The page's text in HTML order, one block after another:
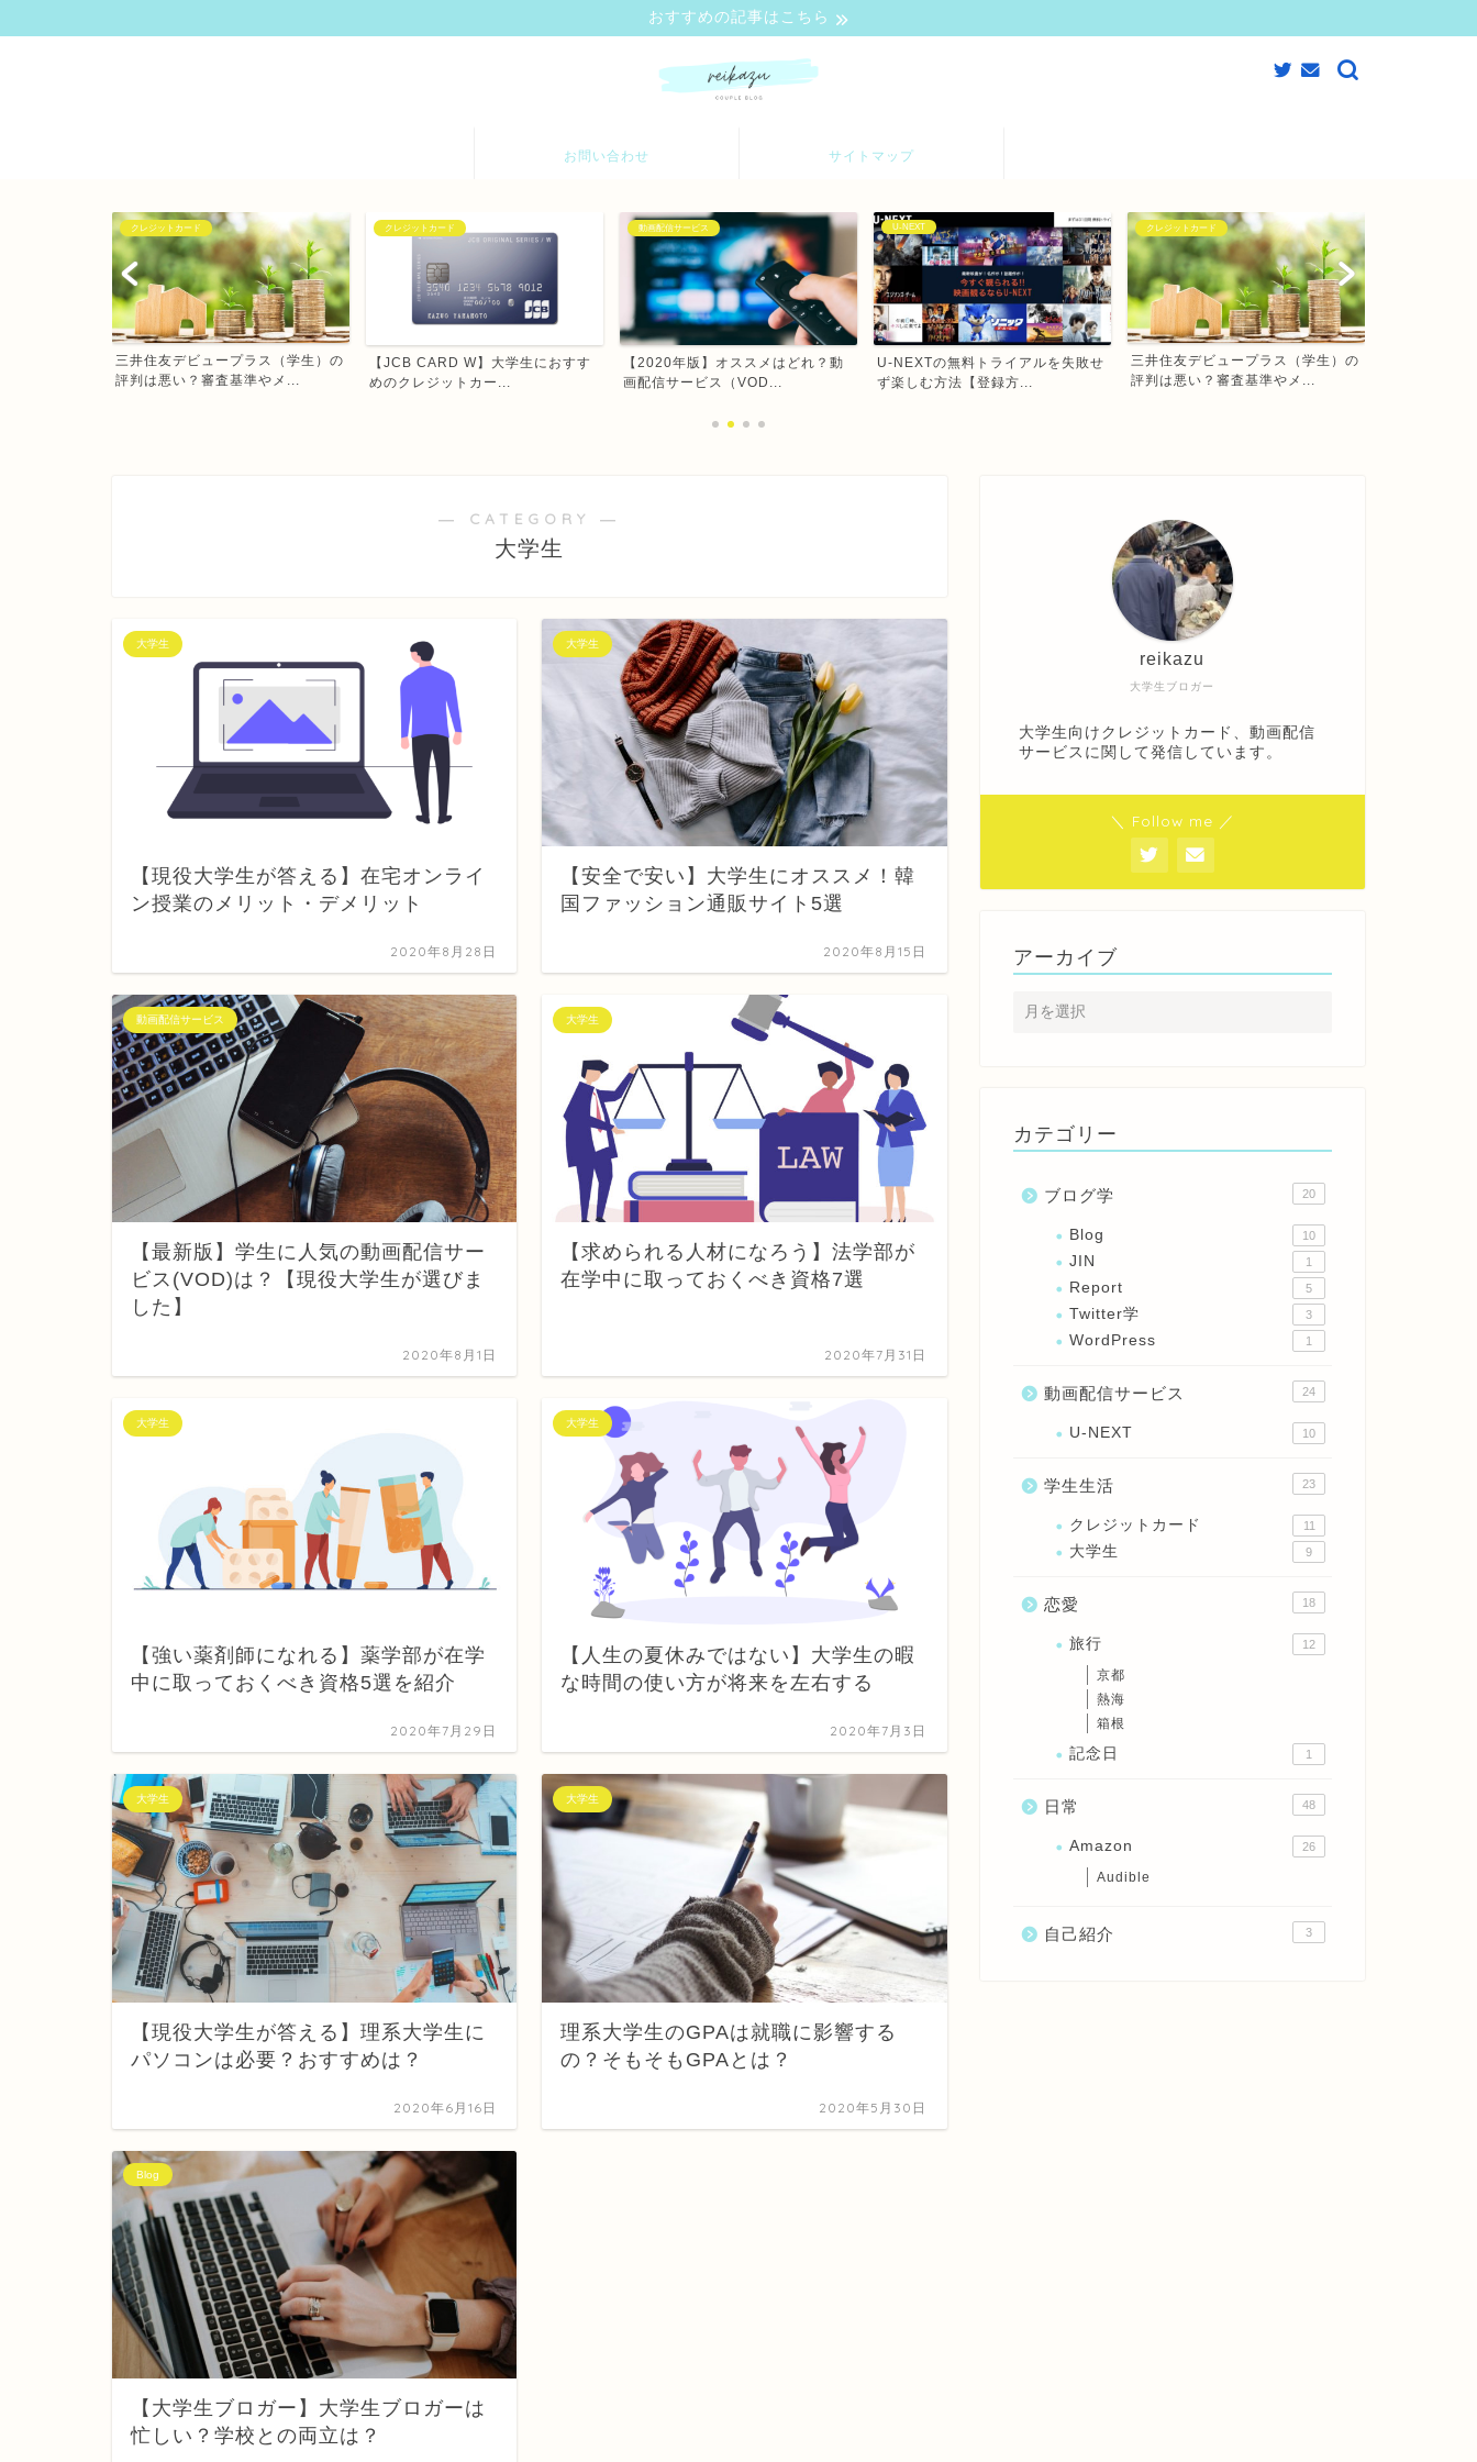
おすすめの記事はこちら
お問い合わせ サイトマップ
クレジットカード
三井住友デビュープラス（学生）の
評判は悪い？審査基準やメ...
クレジットカード
【JCB CARD W】大学生におすす
めのクレジットカー...
動画配信サービス
【2020年版】オススメはどれ？動
画配信サービス（VOD...
U-NEXT
U-NEXTの無料トライアルを失敗せ
ず楽しむ方法【登録方...
クレジットカード
三井住友デビュープラス（学生）の
評判は悪い？審査基準やメ...
― CATEGORY ―
大学生
大学生
【現役大学生が答える】在宅オンライ
ン授業のメリット・デメリット
2020年8月28日
大学生
【安全で安い】大学生にオススメ！韓
国ファッション通販サイト5選
2020年8月15日
動画配信サービス
【最新版】学生に人気の動画配信サー
ビス(VOD)は？【現役大学生が選びま
した】
2020年8月1日
大学生
【求められる人材になろう】法学部が
在学中に取っておくべき資格7選
2020年7月31日
大学生
【強い薬剤師になれる】薬学部が在学
中に取っておくべき資格5選を紹介
2020年7月29日
大学生
【人生の夏休みではない】大学生の暇
な時間の使い方が将来を左右する
2020年7月3日
大学生
【現役大学生が答える】理系大学生に
パソコンは必要？おすすめは？
2020年6月16日
大学生
理系大学生のGPAは就職に影響する
の？そもそもGPAとは？
2020年5月30日
Blog
【大学生ブロガー】大学生ブロガーは
忙しい？学校との両立は？
大学生ブロガー
reikazu
大学生向けクレジットカード、動画配信
サービスに関して発信しています。
＼ Follow me ／
アーカイブ
カテゴリー
ブログ学 20
Blog 10
JIN 1
Report 5
Twitter学 3
WordPress 1
動画配信サービス 24
U-NEXT 10
学生生活 23
クレジットカード 11
大学生 9
恋愛 18
旅行 12
京都
熱海
箱根
記念日 1
日常 48
Amazon 26
Audible
自己紹介 3